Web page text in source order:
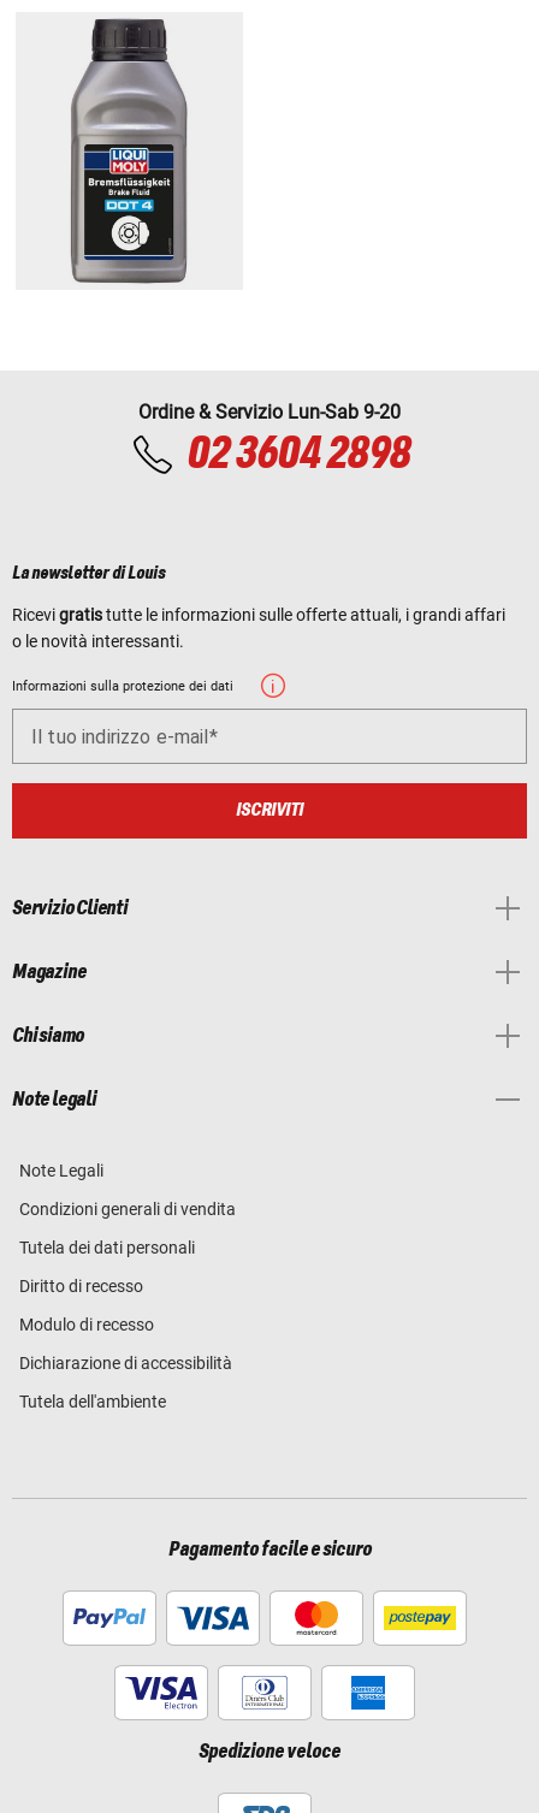
Ordine & Servizio Lun-Sab 9-20
02 3604 2898
La newsletter di Louis
Ricevigratistutte le informazioni sulle offerte attuali, i grandi affari
o le novità interessanti.
Informazioni sulla protezione dei dati
Il tuo indirizzo e-mail
ISCRIVITI
Servizio Clienti
Magazine
Chi siamo
Note legali
Note Legali
Condizioni generali di vendita
Tutela dei dati personali
Diritto di recesso
Modulo di recesso
Dichiarazione di accessibilità
Tutela dell'ambiente
Pagamento facile e sicuro
Spedizione veloce